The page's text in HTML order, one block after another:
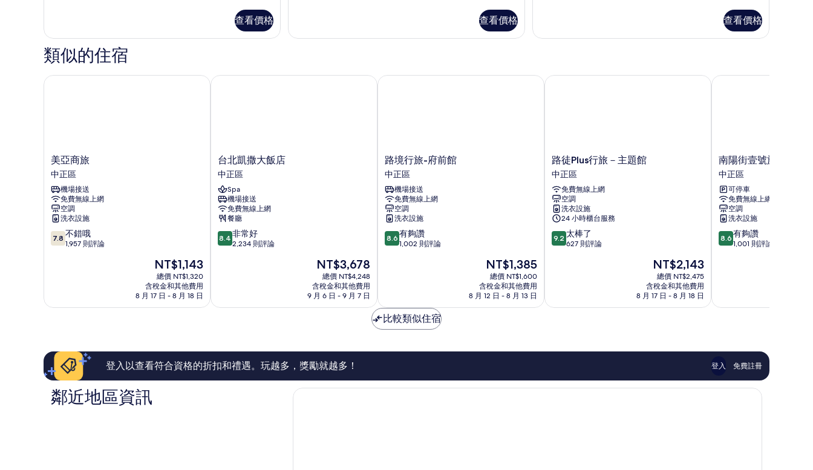
客
房
的
詳
情
查看價格
人
房
情
查看價格
的
詳
查看價格
類似的住宿
美
亞
商
旅
中
正
區
美亞商旅
中正區
機場接送
免費無線上網
空調
洗衣設施
7.8
分，
錯
評
7.8 不錯哦
1,957 則評論
現
在
價
格
為
NT$1,143
總價 NT$1,320
含稅金和其他費用
8 月 17 日 - 8 月 18 日
美亞商旅
台
北
凱
撒
大
飯
店
中
正
台北凱撒大飯店
中正區
Spa
機場接送
免費無線上網
餐廳
8.4
分，
常
評
論
8.4 非常好
2,234 則評論
現
在
價
格
為
NT$3,678
總價 NT$4,248
含稅金和其他費用
9 月 6 日 - 9 月 7 日
台北凱撒大飯店
路
境
行
旅-
府
前
館
中
正
路境行旅-府前館
中正區
機場接送
免費無線上網
空調
洗衣設施
8.6
分，
夠
讚，
1,002
評
8.6 有夠讚
1,002 則評論
現
在
價
格
為
NT$1,385
總價 NT$1,600
含稅金和其他費用
8 月 12 日 - 8 月 13 日
路境行旅-府前館
路
徒
Plus
行
旅
－
主
題
館
路徒Plus行旅－主題館
中正區
免費無線上網
空調
洗衣設施
24 小時櫃台服務
9.2
分，
棒
評
9.2 太棒了
627 則評論
現
在
價
格
為
NT$2,143
總價 NT$2,475
含稅金和其他費用
8 月 17 日 - 8 月 18 日
路徒Plus行旅－主題館
南
陽
街
壹
號
旅
店
-
青
區
南陽街壹號旅店 - 青
中正區
可停車
免費無線上網
空調
洗衣設施
8.6
分，
夠
評
論
8.6 有夠讚
1,001 則評論
南陽街壹號旅店 - 青年
比較類似住宿
登入以查看符合資格的折扣和禮遇。玩越多，獎勵就越多！ 登入 免費註冊
鄰近地區資訊